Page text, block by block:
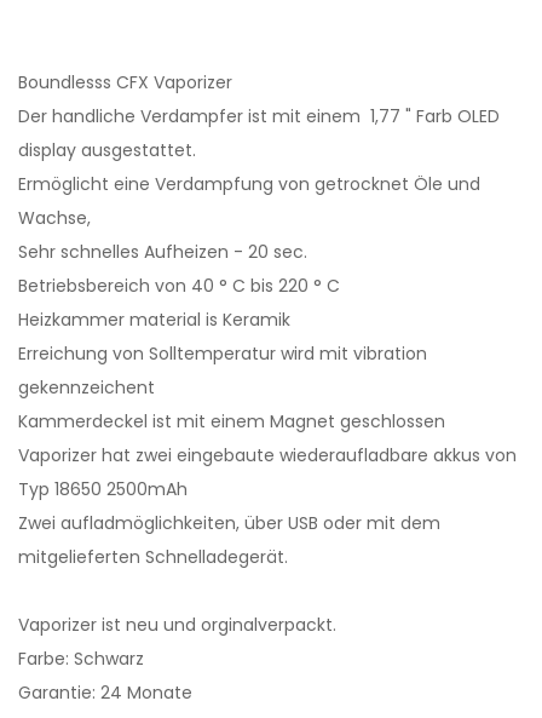
Boundlesss CFX Vaporizer
Der handliche Verdampfer ist mit einem 1,77 " Farb OLED
display ausgestattet.
Ermöglicht eine Verdampfung von getrocknet Öle und
Wachse,
Sehr schnelles Aufheizen - 20 sec.
Betriebsbereich von 40 ° C bis 220 ° C
Heizkammer material is Keramik
Erreichung von Solltemperatur wird mit vibration
gekennzeichent
Kammerdeckel ist mit einem Magnet geschlossen
Vaporizer hat zwei eingebaute wiederaufladbare akkus von
Typ 18650 2500mAh
Zwei aufladmöglichkeiten, über USB oder mit dem
mitgelieferten Schnelladegerät.
Vaporizer ist neu und orginalverpackt.
Farbe: Schwarz
Garantie: 24 Monate